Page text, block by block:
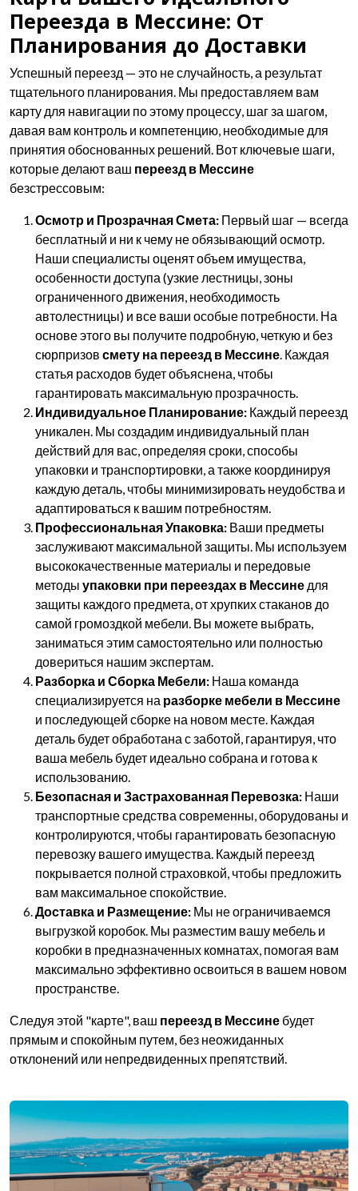
Переезда в Мессине: От
Планирования до Доставки
Успешный переезд — это не случайность, а результат
тщательного планирования. Мы предоставляем вам
карту для навигации по этому процессу, шаг за шагом,
давая вам контроль и компетенцию, необходимые для
принятия обоснованных решений. Вот ключевые шаги,
которые делают ваш переезд в Мессине
безстрессовым:
Осмотр и Прозрачная Смета: Первый шаг — всегда
бесплатный и ни к чему не обязывающий осмотр.
Наши специалисты оценят объем имущества,
особенности доступа (узкие лестницы, зоны
ограниченного движения, необходимость
автолестницы) и все ваши особые потребности. На
основе этого вы получите подробную, четкую и без
сюрпризов смету на переезд в Мессине. Каждая
статья расходов будет объяснена, чтобы
гарантировать максимальную прозрачность.
Индивидуальное Планирование: Каждый переезд
уникален. Мы создадим индивидуальный план
действий для вас, определяя сроки, способы
упаковки и транспортировки, а также координируя
каждую деталь, чтобы минимизировать неудобства и
адаптироваться к вашим потребностям.
Профессиональная Упаковка: Ваши предметы
заслуживают максимальной защиты. Мы используем
высококачественные материалы и передовые
методы упаковки при переездах в Мессине для
защиты каждого предмета, от хрупких стаканов до
самой громоздкой мебели. Вы можете выбрать,
заниматься этим самостоятельно или полностью
довериться нашим экспертам.
Разборка и Сборка Мебели: Наша команда
специализируется на разборке мебели в Мессине
и последующей сборке на новом месте. Каждая
деталь будет обработана с заботой, гарантируя, что
ваша мебель будет идеально собрана и готова к
использованию.
Безопасная и Застрахованная Перевозка: Наши
транспортные средства современны, оборудованы и
контролируются, чтобы гарантировать безопасную
перевозку вашего имущества. Каждый переезд
покрывается полной страховкой, чтобы предложить
вам максимальное спокойствие.
Доставка и Размещение: Мы не ограничиваемся
выгрузкой коробок. Мы разместим вашу мебель и
коробки в предназначенных комнатах, помогая вам
максимально эффективно освоиться в вашем новом
пространстве.
Следуя этой "карте", ваш переезд в Мессине будет
прямым и спокойным путем, без неожиданных
отклонений или непредвиденных препятствий.